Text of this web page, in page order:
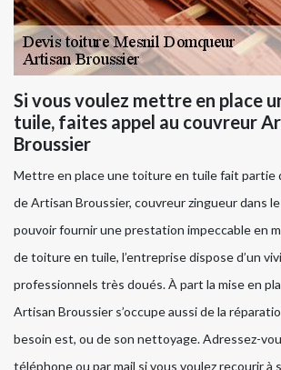
Si vous voulez mettre en place
tuile, faites appel au couvreur
Broussier
Mettre en place une toiture en tuile fait partie
de Artisan Broussier, couvreur zingueur dans
pouvoir fournir une prestation impeccable en
de toiture en tuile, l’entreprise dispose d’un
professionnels très doués. À part la mise en
Artisan Broussier s’occupe aussi de la
besoin est, ou de son nettoyage. Adressez-
téléphone ou par mail si vous voulez recourir à